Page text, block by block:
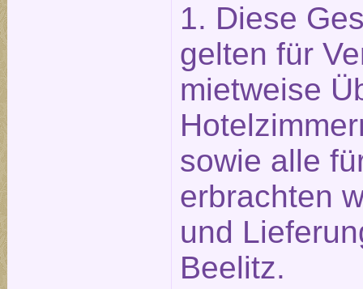
1. Diese
gelten für
mietweise
sowie alle
erbrachten
und
Beelitz.